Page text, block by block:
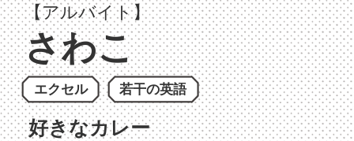
【アルバイト】
さわこ
エクセル 若干の英語
好きなカレー